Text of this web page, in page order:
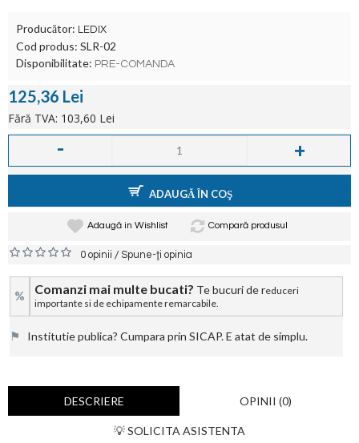
Producător: LEDIX
Cod produs: SLR-02
Disponibilitate: PRE-COMANDA
125,36 Lei
Fără TVA: 103,60 Lei
- +
ADAUGĂ ÎN COŞ
Adaugă in Wishlist Compară produsul
0 opinii /Spune-ţi opinia
% Comanzi mai multe bucati? Te bucuri de reduceri
importante si de echipamente remarcabile.
⚑ Institutie publica? Cumpara prin SICAP. E atat de simplu.
DESCRIERE OPINII (0)
💡 SOLICITA ASISTENTA